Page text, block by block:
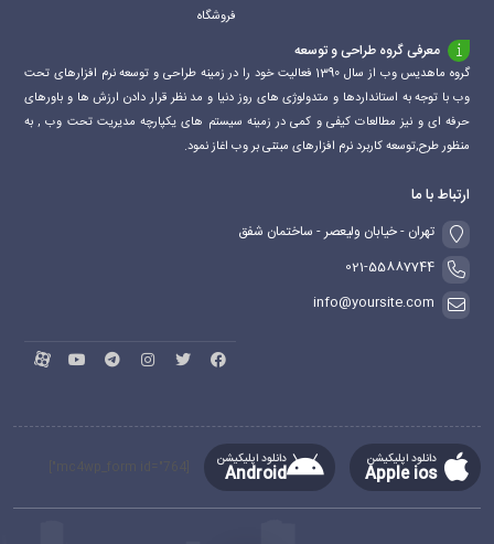
فروشگاه
معرفی گروه طراحی و توسعه
گروه ماهدیس وب از سال 1390 فعالیت خود را در زمینه طراحی و توسعه نرم افزارهای تحت
وب با توجه به استانداردها و متدولوژی های روز دنیا و مد نظر قرار دادن ارزش ها و باورهای
حرفه ای و نیز مطالعات کیفی و کمی در زمینه سیستم های یکپارچه مدیریت تحت وب , به
منظور طرح,توسعه کاربرد نرم افزارهای مبتنی بر وب اغاز نمود.
ارتباط با ما
تهران - خیابان ولیعصر - ساختمان شفق
021-55887744
info@yoursite.com
دانلود اپلیکیشن
Apple ios
دانلود اپلیکیشن
Android